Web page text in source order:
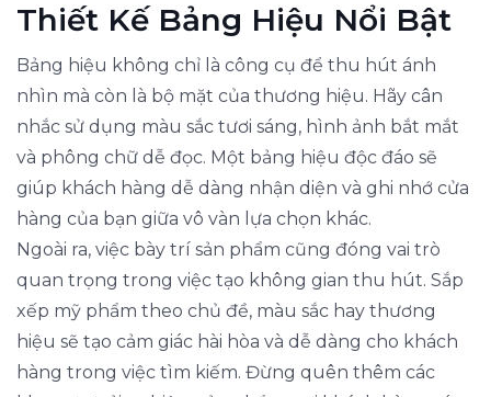
Thiết Kế Bảng Hiệu Nổi Bật
Bảng hiệu không chỉ là công cụ để thu hút ánh
nhìn mà còn là bộ mặt của thương hiệu. Hãy cân
nhắc sử dụng màu sắc tươi sáng, hình ảnh bắt mắt
và phông chữ dễ đọc. Một bảng hiệu độc đáo sẽ
giúp khách hàng dễ dàng nhận diện và ghi nhớ cửa
hàng của bạn giữa vô vàn lựa chọn khác.
Ngoài ra, việc bày trí sản phẩm cũng đóng vai trò
quan trọng trong việc tạo không gian thu hút. Sắp
xếp mỹ phẩm theo chủ đề, màu sắc hay thương
hiệu sẽ tạo cảm giác hài hòa và dễ dàng cho khách
hàng trong việc tìm kiếm. Đừng quên thêm các